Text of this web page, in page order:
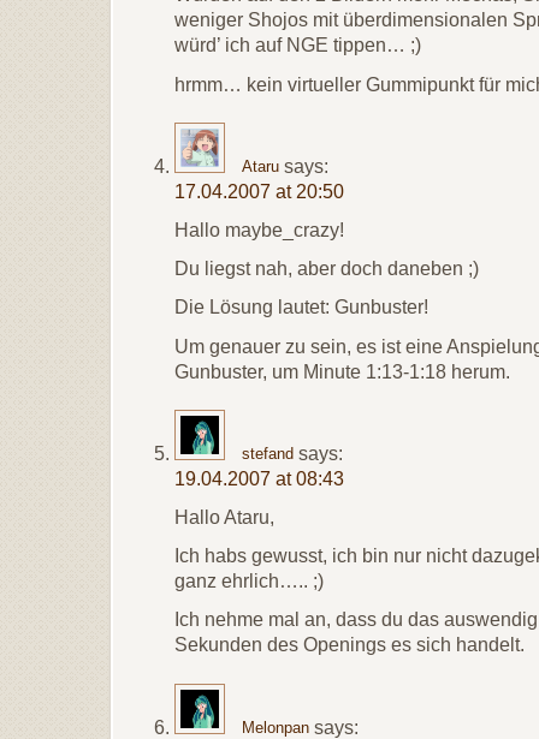
weniger Shojos mit überdimensionalen
würd’ ich auf NGE tippen… ;)
hrmm… kein virtueller Gummipunkt für
Ataru says:
17.04.2007 at 20:50
Hallo maybe_crazy!
Du liegst nah, aber doch daneben ;)
Die Lösung lautet: Gunbuster!
Um genauer zu sein, es ist eine
Gunbuster, um Minute 1:13-1:18 herum.
stefand says:
19.04.2007 at 08:43
Hallo Ataru,
Ich habs gewusst, ich bin nur nicht
ganz ehrlich….. ;)
Ich nehme mal an, dass du das
Sekunden des Openings es sich handelt.
Melonpan says: